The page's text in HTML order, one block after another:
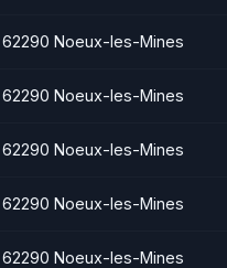
62290 Noeux-les-Mines
62290 Noeux-les-Mines
62290 Noeux-les-Mines
62290 Noeux-les-Mines
62290 Noeux-les-Mines